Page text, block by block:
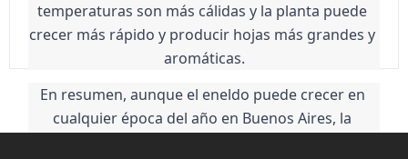
temperaturas son más cálidas y la planta puede
crecer más rápido y producir hojas más grandes y
aromáticas.
En resumen, aunque el eneldo puede crecer en
cualquier época del año en Buenos Aires, la